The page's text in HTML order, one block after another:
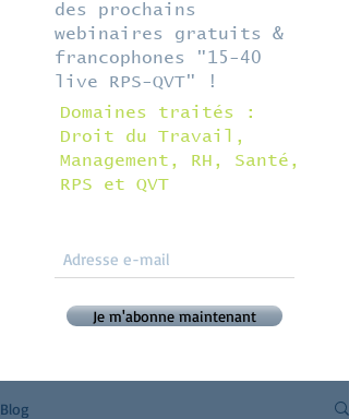
des prochains
webinaires gratuits &
francophones "15-40
live RPS-QVT" !
Domaines traités :
Droit du Travail,
Management, RH, Santé,
RPS et QVT
Je m'abonne maintenant
Blog